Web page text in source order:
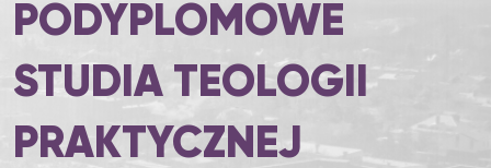
PODYPLOMOWE
STUDIA TEOLOGII
PRAKTYCZNEJ